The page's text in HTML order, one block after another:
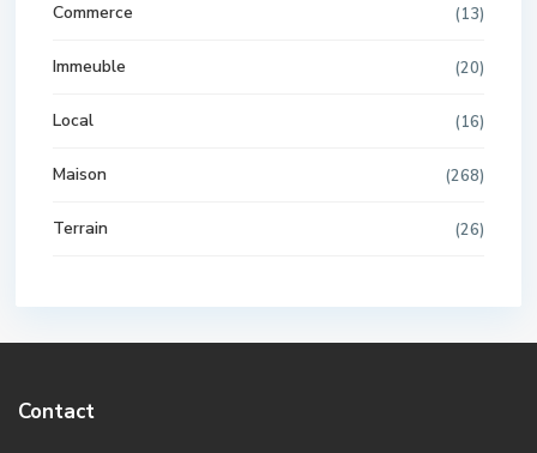
Commerce (13)
Immeuble (20)
Local (16)
Maison (268)
Terrain (26)
Contact